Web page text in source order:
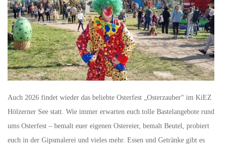
Auch 2026 findet wieder das beliebte Osterfest „Osterzauber“ im KiEZ
Hölzerner See statt. Wie immer erwarten euch tolle Bastelangebote rund
ums Osterfest – bemalt euer eigenen Ostereier, bemalt Beutel, probiert
euch in der Gipsmalerei und vieles mehr. Essen und Getränke gibt es